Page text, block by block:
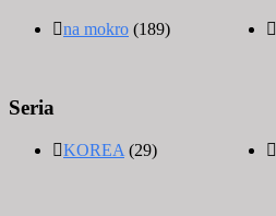
na mokro (189)
Seria
KOREA (29)